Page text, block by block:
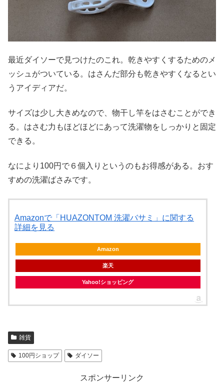
最近ダイソーで見つけたのこれ。乾きやすくするためのメ
ッシュがついている。はさんだ部分も乾きやすくなるとい
うアイディアだ。
サイズは少し大きめなので、物干し竿をはさむことができ
る。はさむ力もほどほどにあって洗濯物をしっかりと固定
できる。
なにより100円で６個入りというのもお得感がある。おす
すめの洗濯ばさみです。
Amazonで「HUAZONTOM 洗濯バサミ」に関する
詳細を見る
Amazon
楽天
Yahoo!ショッピング
雑貨
100円ショップ ダイソー
スポンサーリンク